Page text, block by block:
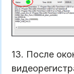
13. После